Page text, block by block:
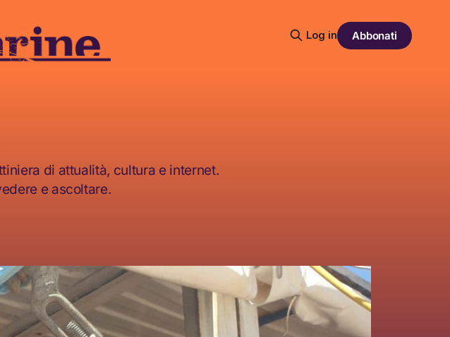
Log in Abbonati
di attualità, cultura e internet.
e ascoltare.